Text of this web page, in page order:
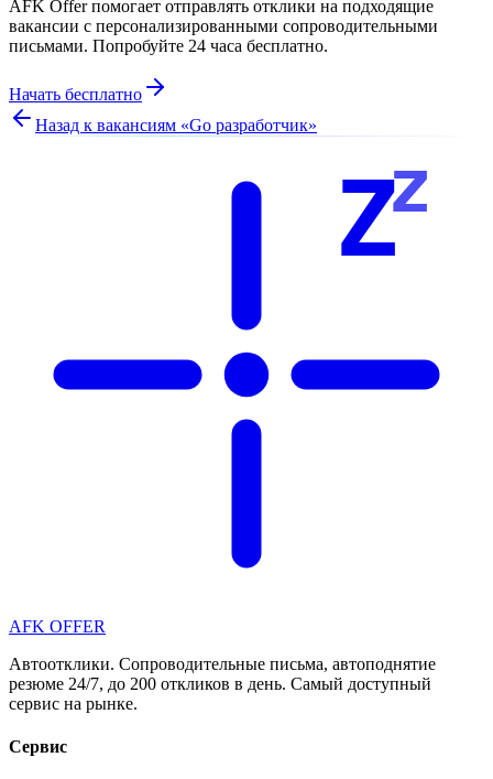
AFK Offer помогает отправлять отклики на подходящие
вакансии с персонализированными сопроводительными
письмами. Попробуйте 24 часа бесплатно.
Начать бесплатно
Назад к вакансиям «Go разработчик»
Zz
AFK OFFER
Автоотклики. Сопроводительные письма, автоподнятие
резюме 24/7, до 200 откликов в день. Самый доступный
сервис на рынке.
Сервис